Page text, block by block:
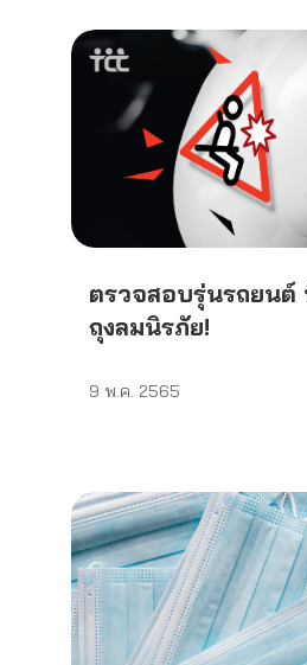
ตรวจสอบรุ่นรถยนต์
ถุงลมนิรภัย!
9 พ.ค. 2565